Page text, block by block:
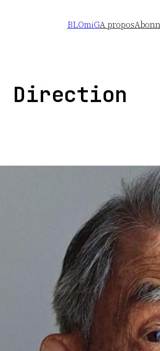
BLOmiGA propos
Direction